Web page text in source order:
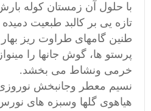
با حلول آن زمستان کوله
تازه یی بر کالبد طبعیت
طنین گامهای طراوت ریز بهار
پرستو ها، گوش جانها را
خرمی ونشاط می بخشد.
نسیم معطر وجانبخش نوروزی
هیاهوی گلها وسبزه های